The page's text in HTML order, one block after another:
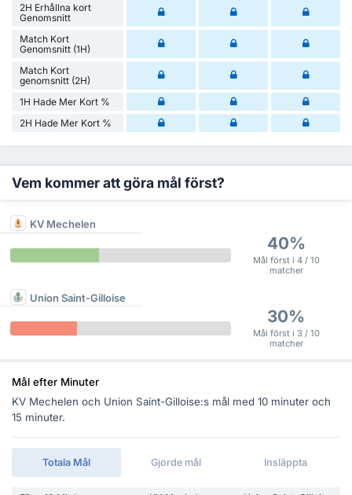
2H Erhållna kort
Genomsnitt
Match Kort
Genomsnitt (1H)
Match Kort
genomsnitt (2H)
1H Hade Mer Kort %
2H Hade Mer Kort %
Vem kommer att göra mål först?
KV Mechelen
40%
Mål först i 4 / 10
matcher
Union Saint-Gilloise
30%
Mål först i 3 / 10
matcher
Mål efter Minuter
KV Mechelen och Union Saint-Gilloise:s mål med 10 minuter och
15 minuter.
Totala Mål Gjorde mål Insläppta